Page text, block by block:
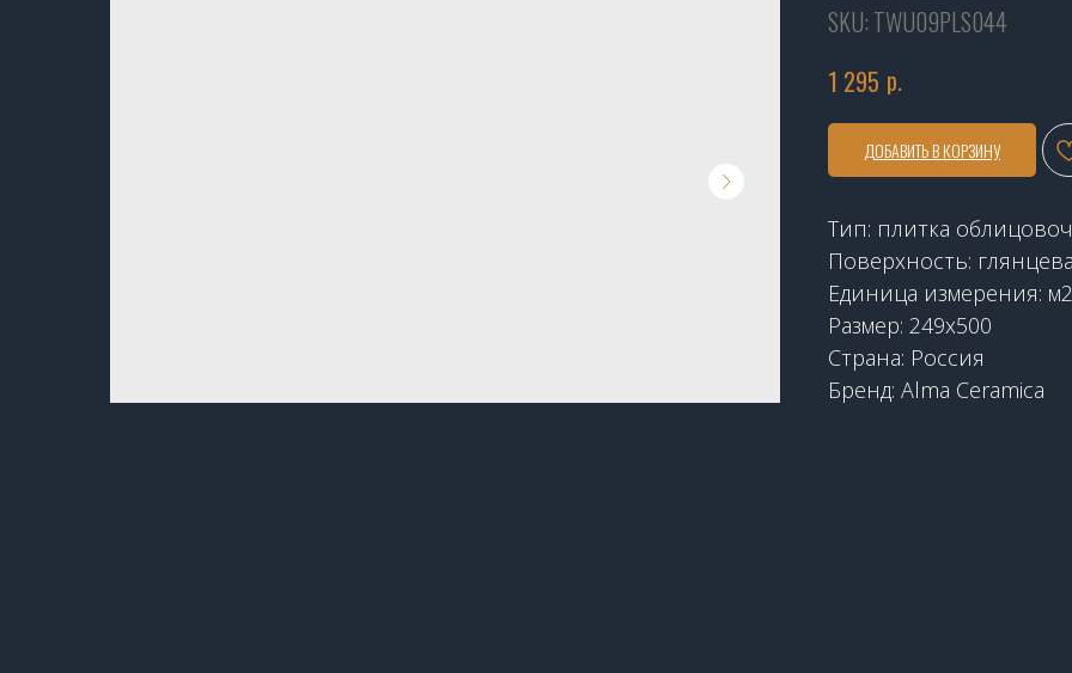
SKU: TWU09PLS044
1 295 р.
ДОБАВИТЬ В КОРЗИНУ
Тип: плитка
Поверхность:
Единица измерения: м2
Размер: 249х500
Страна: Россия
Бренд: Alma Ceramica